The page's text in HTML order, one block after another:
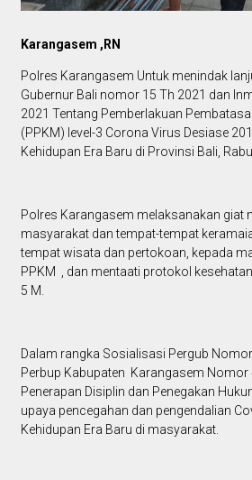
Karangasem ,RN
Polres Karangasem Untuk menindak
Gubernur Bali nomor 15 Th 2021 dan
2021 Tentang Pemberlakuan
(PPKM) level-3 Corona Virus Desiase
Kehidupan Era Baru di Provinsi Bali,
Polres Karangasem melaksanakan giat
masyarakat dan tempat-tempat
tempat wisata dan pertokoan, kepada
PPKM , dan mentaati protokol
5 M.
Dalam rangka Sosialisasi Pergub
Perbup Kabupaten Karangasem Nomor
Penerapan Disiplin dan Penegakan
upaya pencegahan dan pengendalian
Kehidupan Era Baru di masyarakat.